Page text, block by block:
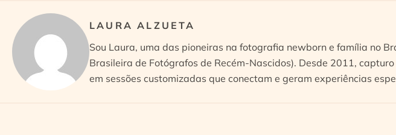
LAURA ALZUETA
Sou Laura, uma das pioneiras na fotografia newborn e família no
Brasileira de Fotógrafos de Recém-Nascidos). Desde 2011,
em sessões customizadas que conectam e geram experiências